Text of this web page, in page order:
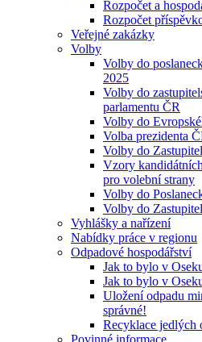
Rozpočet a
Rozpočet
Veřejné zakázky
Volby
Volby do
2025
Volby do
parlamentu ČR
Volby do
Volba prezidenta
Volby do
Vzory
pro volební strany
Volby do
Volby do
Vyhlášky a nařízení
Nabídky práce v regionu
Odpadové hospodářství
Jak to bylo v
Jak to bylo v
Uložení odpadu
správné!
Recyklace jedlých
Povinné informace